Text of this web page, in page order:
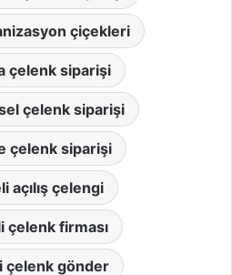
çiçekleri
çelenk siparişi
çelenk siparişi
çelenk siparişi
açılış çelengi
çelenk firması
çelenk gönder